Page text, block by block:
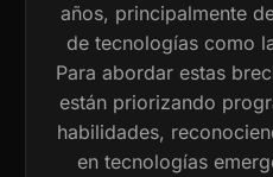
años, principalmente
de tecnologías como
Para abordar estas
están priorizando
habilidades,
en tecnologías